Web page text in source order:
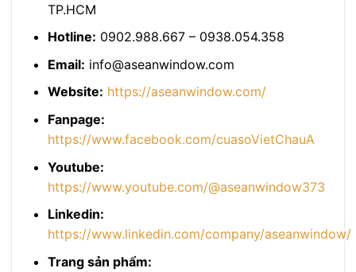
TP.HCM
Hotline: 0902.988.667 – 0938.054.358
Email: info@aseanwindow.com
Website: https://aseanwindow.com/
Fanpage:
https://www.facebook.com/cuasoVietChauA
Youtube:
https://www.youtube.com/@aseanwindow373
Linkedin:
https://www.linkedin.com/company/aseanwindow/
Trang sản phẩm: